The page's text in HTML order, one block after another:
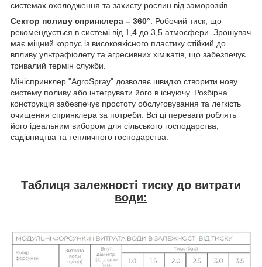
системах охолодження та захисту рослин від заморозків.
Сектор поливу спринклера – 360°. Робочий тиск, що
рекомендується в системі від 1,4 до 3,5 атмосфери. Зрошувач
має міцний корпус із високоякісного пластику стійкий до
впливу ультрафіолету та агресивних хімікатів, що забезпечує
тривалий термін служби.
Мініспринклер "AgroSpray" дозволяє швидко створити нову
систему поливу або інтегрувати його в існуючу. Розбірна
конструкція забезпечує простоту обслуговування та легкість
очищення спринклера за потреби. Всі ці переваги роблять
його ідеальним вибором для сільського господарства,
садівництва та тепличного господарства.
Таблиця залежності тиску до витрати
води: